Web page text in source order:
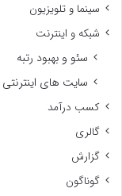
سینما و تلویزیون
شبکه و اینترنت
سئو و بهبود رتبه
سایت های اینترنتی
کسب درآمد
گالری
گزارش
گوناگون